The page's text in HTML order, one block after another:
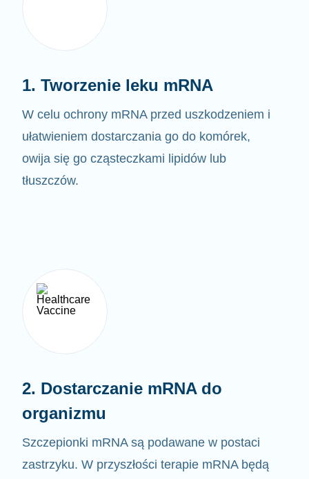
W celu ochrony mRNA przed uszkodzeniem i
ułatwieniem dostarczania go do komórek,
owija się go cząsteczkami lipidów lub
tłuszczów.
organizmu
Szczepionki mRNA są podawane w postaci
zastrzyku. W przyszłości terapie mRNA będą
mogły być podawane w postaci kroplówki